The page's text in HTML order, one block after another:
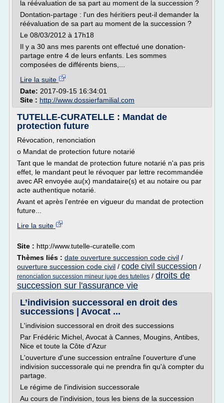
la réévaluation de sa part au moment de la succession ?
Dontation-partage : l'un des héritiers peut-il demander la
réévaluation de sa part au moment de la succession ?
Le 08/03/2012 à 17h18
Il y a 30 ans mes parents ont effectué une donation-
partage entre 4 de leurs enfants. Les sommes
composées de différents biens,...
Lire la suite
Date: 2017-09-15 16:34:01
Site : http://www.dossierfamilial.com
TUTELLE-CURATELLE : Mandat de
protection future
Révocation, renonciation
o Mandat de protection future notarié
Tant que le mandat de protection future notarié n'a pas pris
effet, le mandant peut le révoquer par lettre recommandée
avec AR envoyée au(x) mandataire(s) et au notaire ou par
acte authentique notarié.
Avant et après l'entrée en vigueur du mandat de protection
future...
Lire la suite
Site : http://www.tutelle-curatelle.com
Thèmes liés : date ouverture succession code civil /
ouverture succession code civil / code civil succession /
renonciation succession mineur juge des tutelles / droits de
succession sur l'assurance vie
L’indivision successoral en droit des
successions | Avocat ...
L'indivision successoral en droit des successions
Par Frédéric Michel, Avocat à Cannes, Mougins, Antibes,
Nice et toute la Côte d'Azur
L'ouverture d'une succession entraîne l'ouverture d'une
indivision successorale qui ne prendra fin qu'à compter du
partage.
Le régime de l'indivision successorale
Au cours de l'indivision, tous les biens de la succession